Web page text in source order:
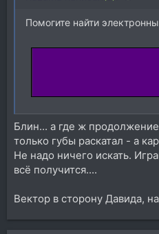
Помогите найти
Блин... а где ж
только губы раскатал - а
Не надо ничего искать.
всё получится....
Вектор в сторону Давида,